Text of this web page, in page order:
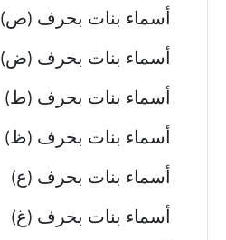
أسماء بنات بحرف (ص)
أسماء بنات بحرف (ض)
أسماء بنات بحرف (ط)
أسماء بنات بحرف (ظ)
أسماء بنات بحرف (ع)
أسماء بنات بحرف (غ)